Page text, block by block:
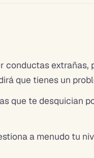
que tienes un
que te desquician
a menudo tu